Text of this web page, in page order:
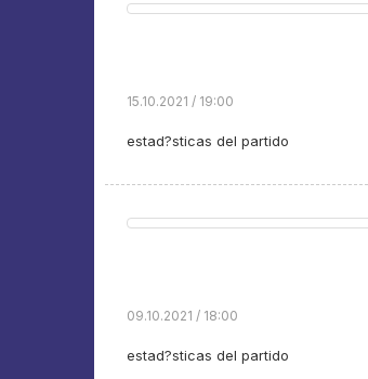
15.10.2021 / 19:00
estad?sticas del partido
09.10.2021 / 18:00
estad?sticas del partido